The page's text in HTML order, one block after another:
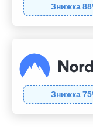
Знижка88
Знижка75